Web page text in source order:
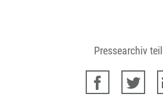
Pressearchiv